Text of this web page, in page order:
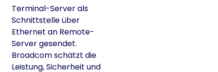
Terminal-Server als
Schnittstelle über
Ethernet an Remote-
Server gesendet.
Broadcom schätzt die
Leistung, Sicherheit und